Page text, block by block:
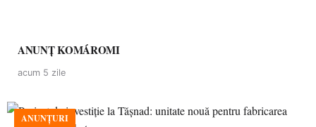
ANUNȚ KOMÁROMI
acum 5 zile
ANUNȚURI